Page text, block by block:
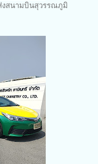
งสนามบินสุวรรณภูมิ